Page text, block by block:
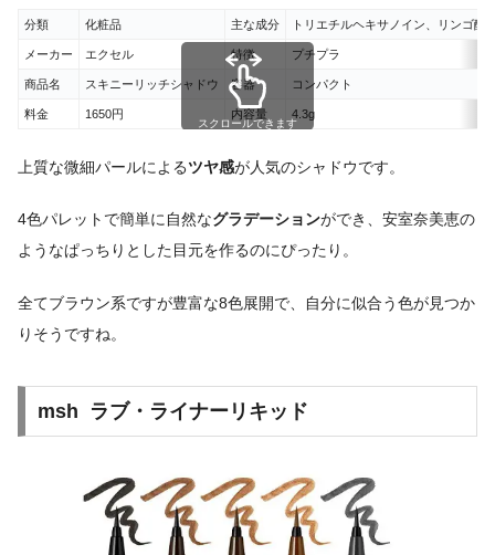
分類 化粧品 主な成分 トリエチルヘキサノイン、リンゴ酸
メーカー エクセル 特徴 プチプラ
商品名 スキニーリッチシャドウ 容器 コンパクト
料金 1650円 内容量 4.3g
スクロールできます
上質な微細パールによるツヤ感が人気のシャドウです。
4色パレットで簡単に自然なグラデーションができ、安室奈美恵の
ようなぱっちりとした目元を作るのにぴったり。
全てブラウン系ですが豊富な8色展開で、自分に似合う色が見つか
りそうですね。
msh ラブ・ライナーリキッド